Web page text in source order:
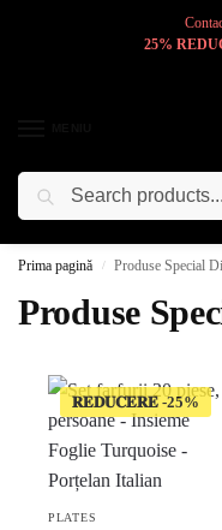
25%
Prima pagină / Produse Special
Produse
𝐑𝐄𝐃𝐔𝐂𝐄𝐑𝐄
PLATES